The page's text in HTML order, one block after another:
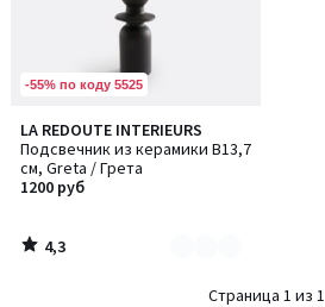
-55% по коду 5525
LA REDOUTE INTERIEURS
Подсвечник из керамики В13,7
см, Greta / Грета
1200 руб
4,3
/ 5
Количество
цветов:
2
4,3
/
Страница 1 из 1